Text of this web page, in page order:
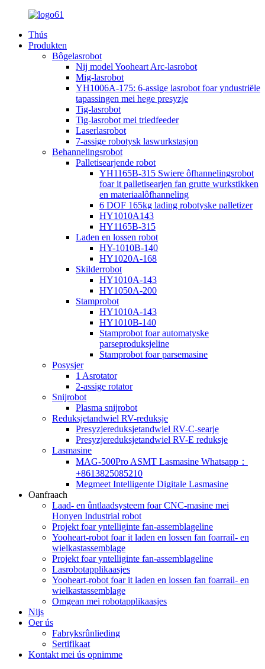
Thús
Produkten
Bôgelasrobot
Nij model Yooheart Arc-lasrobot
Mig-lasrobot
YH1006A-175: 6-assige lasrobot foar yndustriële
tapassingen mei hege presyzje
Tig-lasrobot
Tig-lasrobot mei triedfeeder
Laserlasrobot
7-assige robotysk laswurkstasjon
Behannelingsrobot
Palletisearjende robot
YH1165B-315 Swiere ôfhannelingsrobot
foar it palletisearjen fan grutte wurkstikken
en materiaalôfhanneling
6 DOF 165kg lading robotyske palletizer
HY1010A143
HY1165B-315
Laden en lossen robot
HY-1010B-140
HY1020A-168
Skilderrobot
HY1010A-143
HY1050A-200
Stamprobot
HY1010A-143
HY1010B-140
Stamprobot foar automatyske
parseproduksjeline
Stamprobot foar parsemasine
Posysjer
1 Asrotator
2-assige rotator
Snijrobot
Plasma snijrobot
Reduksjetandwiel RV-reduksje
Presyzjereduksjetandwiel RV-C-searje
Presyzjereduksjetandwiel RV-E reduksje
Lasmasine
MAG-500Pro ASMT Lasmasine Whatsapp：
+8613825085210
Megmeet Intelligente Digitale Lasmasine
Oanfraach
Laad- en ûntlaadsysteem foar CNC-masine mei
Honyen Industrial robot
Projekt foar yntelliginte fan-assemblageline
Yooheart-robot foar it laden en lossen fan foarrail- en
wielkastassemblage
Projekt foar yntelliginte fan-assemblageline
Lasrobotapplikaasjes
Yooheart-robot foar it laden en lossen fan foarrail- en
wielkastassemblage
Omgean mei robotapplikaasjes
Nijs
Oer ús
Fabryksrûnlieding
Sertifikaat
Kontakt mei ús opnimme